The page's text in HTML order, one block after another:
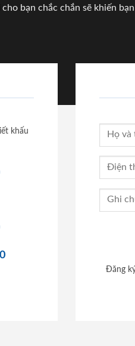
bạn chắc chắn sẽ khiến
khấu
Đăng